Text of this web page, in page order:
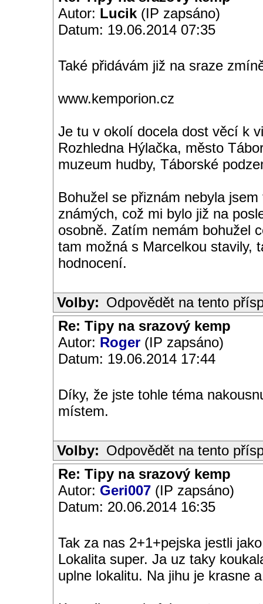
Autor: Lucik (IP zapsáno)
Datum: 19.06.2014 07:35
Také přidávám již na sraze
www.kemporion.cz
Je tu v okolí docela dost věcí k
Rozhledna Hýlačka, město
muzeum hudby, Táborské
Bohužel se přiznám nebyla
známých, což mi bylo již na
osobně. Zatím nemám bohužel
tam možná s Marcelkou stavily,
hodnocení.
Volby: Odpovědět na tento
Re: Tipy na srazový kemp
Autor: Roger (IP zapsáno)
Datum: 19.06.2014 17:44
Díky, že jste tohle téma
místem.
Volby: Odpovědět na tento
Re: Tipy na srazový kemp
Autor: Geri007 (IP zapsáno)
Datum: 20.06.2014 16:35
Tak za nas 2+1+pejska jestli
Lokalita super. Ja uz taky
uplne lokalitu. Na jihu je krasne